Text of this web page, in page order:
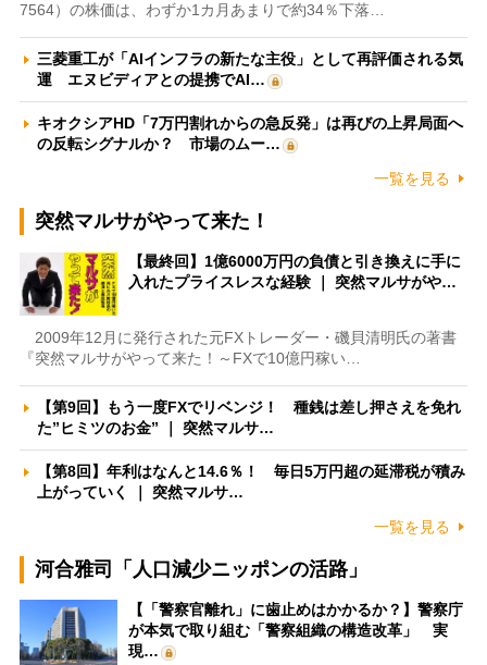
7564）の株価は、わずか1カ月あまりで約34％下落…
三菱重工が「AIインフラの新たな主役」として再評価される気
運 エヌビディアとの提携でAI…
キオクシアHD「7万円割れからの急反発」は再びの上昇局面へ
の反転シグナルか？ 市場のムー…
一覧を見る
突然マルサがやって来た！
【最終回】1億6000万円の負債と引き換えに手に
入れたプライスレスな経験 ｜ 突然マルサがや…
2009年12月に発行された元FXトレーダー・磯貝清明氏の著書
『突然マルサがやって来た！～FXで10億円稼い…
【第9回】もう一度FXでリベンジ！ 種銭は差し押さえを免れ
た”ヒミツのお金” ｜ 突然マルサ…
【第8回】年利はなんと14.6％！ 毎日5万円超の延滞税が積み
上がっていく ｜ 突然マルサ…
一覧を見る
河合雅司「人口減少ニッポンの活路」
【「警察官離れ」に歯止めはかかるか？】警察庁
が本気で取り組む「警察組織の構造改革」 実
現…